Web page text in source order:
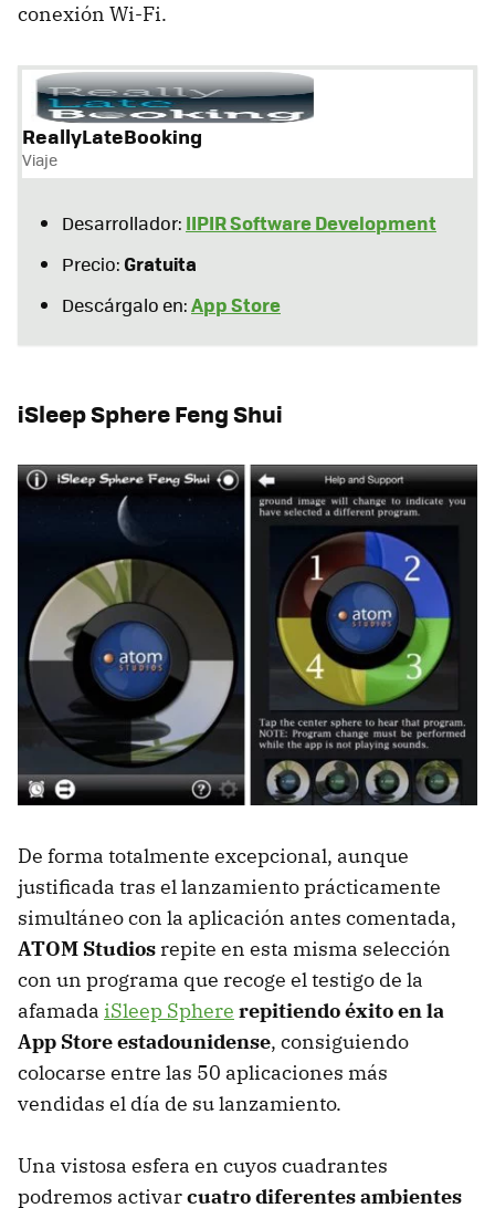
conexión Wi-Fi.
ReallyLateBooking
Viaje
Desarrollador: IIPIR Software Development
Precio:Gratuita
Descárgalo en:App Store
iSleep Sphere Feng Shui
De forma totalmente excepcional, aunque
justificada tras el lanzamiento prácticamente
simultáneo con la aplicación antes comentada,
ATOM Studios repite en esta misma selección
con un programa que recoge el testigo de la
afamada iSleep Sphere repitiendo éxito en la
App Store estadounidense, consiguiendo
colocarse entre las 50 aplicaciones más
vendidas el día de su lanzamiento.
Una vistosa esfera en cuyos cuadrantes
podremos activarcuatro diferentes ambientes